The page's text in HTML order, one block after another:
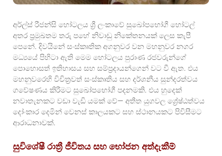
අර්ල්ස් රීජන්සි හෝටලය ශ්‍රී ලංකාවේ සුඛෝපභෝගී හෝටල්
අතර ප්‍රමුඛතම තරු පහේ නිවාඩු නිකේතනයක් ලෙස කැපී
පෙනේ. දිවයිනේ සංස්කෘතික අගනුවර වන මහනුවර නගර
මධ්‍යයේ පිහිටා ඇති මෙම හෝටලය පුරාණ රජවරුන්ගේ
පොහොසත් ඉතිහාසය සහ සම්ප්‍රදායන්ගෙන් වට වී ඇත. එය
මහනුවරෙහි විචිත්‍රවත් සංස්කෘතිය සහ දර්ශනීය සුන්දරත්වය
ගවේෂණය කිරීමට සුඛෝපභෝගී පදනමකි. එය හුදෙක්
නවාතැනකට වඩා වැඩි යමක් වේ— අතීත යුගවල ශ්‍රේෂ්ඨත්වය
දෝංකාර දෙමින් වෙනස් කාලයකට සහ ස්ථානයකට පිවිසීමට
ආරාධනාවක්.
සුවිශේෂී රාත්‍රී ජීවිතය සහ භෝජන අත්දැකීම්